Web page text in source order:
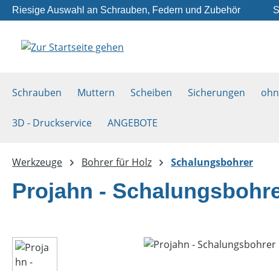
Hauptinhalt springen
Zur Suche springen
Zur Hauptnavigation springen
Riesige Auswahl an Schrauben, Federn und Zubehör
Schrauben Muttern Scheiben Sicherungen
3D - Druckservice ANGEBOTE
Werkzeuge Bohrer für Holz Schalungsbohrer
Projahn -
Bildergalerie überspringen